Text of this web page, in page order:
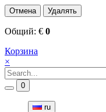
Отмена Удалять
Общий: € 0
Корзина
×
0
ru